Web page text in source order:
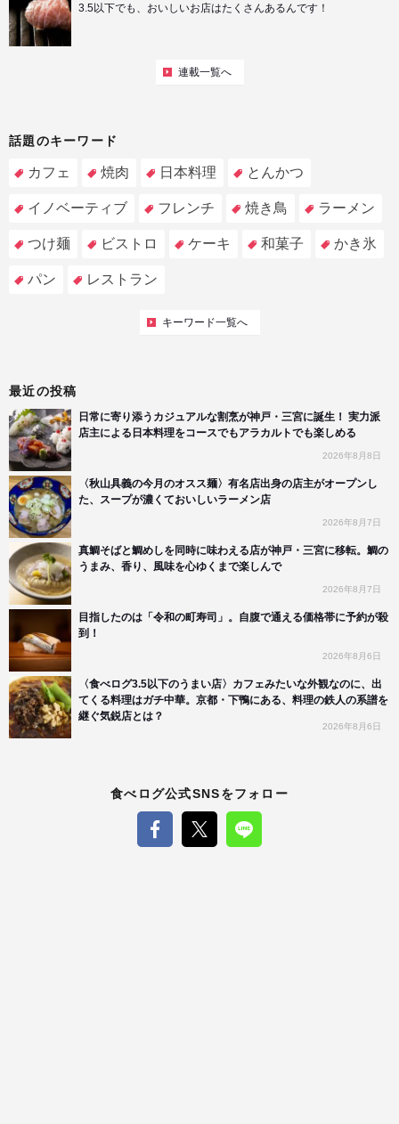
3.5以下でも、おいしいお店はたくさんあるんです！
連載一覧へ
話題のキーワード
カフェ 焼肉 日本料理 とんかつ
イノベーティブ フレンチ 焼き鳥 ラーメン
つけ麺 ビストロ ケーキ 和菓子 かき氷
パン レストラン
キーワード一覧へ
最近の投稿
日常に寄り添うカジュアルな割烹が神戸・三宮に誕生！ 実力派
店主による日本料理をコースでもアラカルトでも楽しめる
2026年8月8日
〈秋山具義の今月のオスス麺〉有名店出身の店主がオープンし
た、スープが濃くておいしいラーメン店
2026年8月7日
真鯛そばと鯛めしを同時に味わえる店が神戸・三宮に移転。鯛の
うまみ、香り、風味を心ゆくまで楽しんで
2026年8月7日
目指したのは「令和の町寿司」。自腹で通える価格帯に予約が殺
到！
2026年8月6日
〈食べログ3.5以下のうまい店〉カフェみたいな外観なのに、出
てくる料理はガチ中華。京都・下鴨にある、料理の鉄人の系譜を
継ぐ気鋭店とは？
2026年8月6日
食べログ公式SNSをフォロー